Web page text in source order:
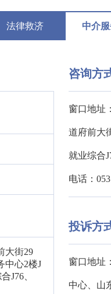
法律救济 中介
大街29
中心2楼J
J76、
咨询方
窗口地址
道府前大
就业综合
电话：
投诉方
窗口地址
中心、山